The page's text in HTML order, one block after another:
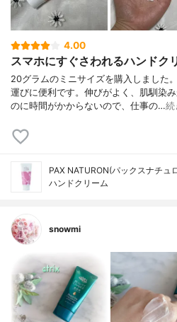
4.00
スマホにすぐさわれるハンドク
20グラムのミニサイズを購入しました
運びに便利です。伸びがよく、肌馴染
のに時間がかからないので、仕事の…続
PAX NATURON(パックスナチュ
ハンドクリーム
snowmi